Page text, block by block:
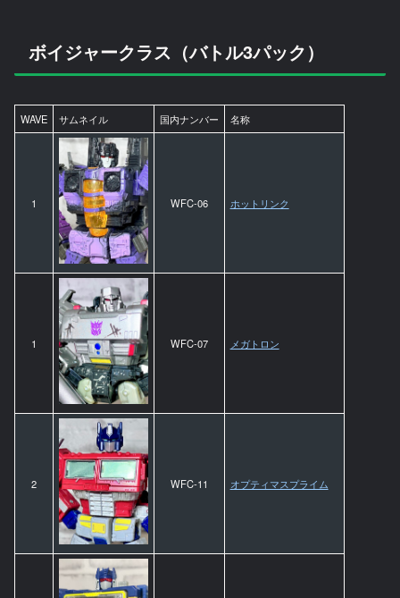
ボイジャークラス（バトル3パック）
WAVE サムネイル 国内ナンバー 名称
1 WFC-06 ホットリンク
1 WFC-07 メガトロン
2 WFC-11 オプティマスプライム